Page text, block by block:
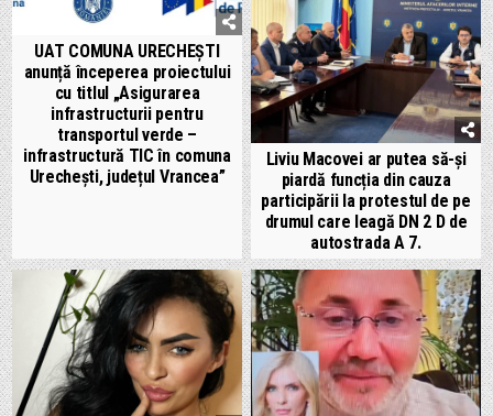
UAT COMUNA URECHEȘTI
anunță începerea proiectului
cu titlul „Asigurarea
infrastructurii pentru
transportul verde –
infrastructură TIC în comuna
Urechești, județul Vrancea”
Liviu Macovei ar putea să-și
piardă funcția din cauza
participării la protestul de pe
drumul care leagă DN 2 D de
autostrada A 7.